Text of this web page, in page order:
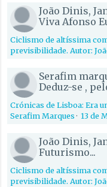
João Dinis,
Viva Afonso
Ciclismo de altíssima
previsibilidade. Autor:
Serafim
Deduz-se ,
Crónicas de Lisboa: Era
Serafim Marques·13 de
João Dinis,
Futurismo...
Ciclismo de altíssima
previsibilidade. Autor: